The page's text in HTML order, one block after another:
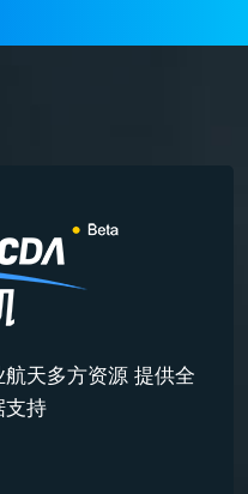
天多方资源 提供全
支持